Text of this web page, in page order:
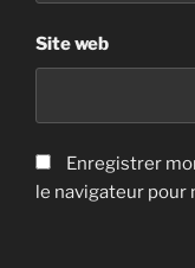
Site web
Enregistrer
le navigateur pour